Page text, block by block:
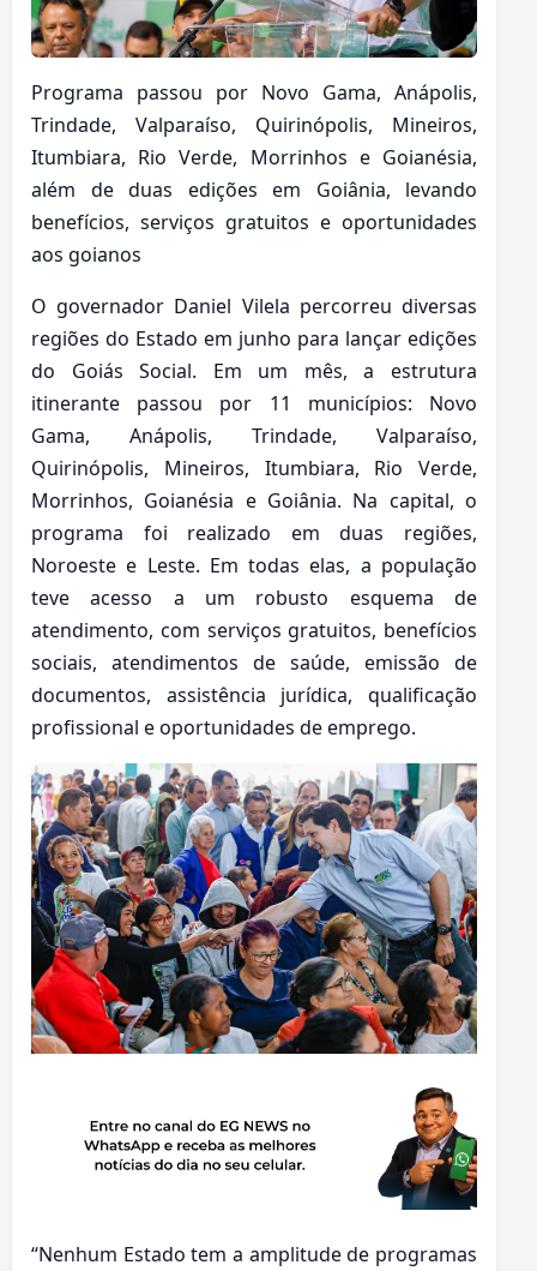
Programa passou por Novo Gama, Anápolis,
Trindade, Valparaíso, Quirinópolis, Mineiros,
Itumbiara, Rio Verde, Morrinhos e Goianésia,
além de duas edições em Goiânia, levando
benefícios, serviços gratuitos e oportunidades
aos goianos
O governador Daniel Vilela percorreu diversas
regiões do Estado em junho para lançar edições
do Goiás Social. Em um mês, a estrutura
itinerante passou por 11 municípios: Novo
Gama, Anápolis, Trindade, Valparaíso,
Quirinópolis, Mineiros, Itumbiara, Rio Verde,
Morrinhos, Goianésia e Goiânia. Na capital, o
programa foi realizado em duas regiões,
Noroeste e Leste. Em todas elas, a população
teve acesso a um robusto esquema de
atendimento, com serviços gratuitos, benefícios
sociais, atendimentos de saúde, emissão de
documentos, assistência jurídica, qualificação
profissional e oportunidades de emprego.
“Nenhum Estado tem a amplitude de programas